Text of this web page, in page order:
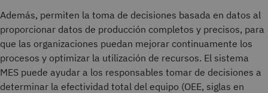
Además, permiten la toma de decisiones basada en datos al
proporcionar datos de producción completos y precisos, para
que las organizaciones puedan mejorar continuamente los
procesos y optimizar la utilización de recursos. El sistema
MES puede ayudar a los responsables tomar de decisiones a
determinar la efectividad total del equipo (OEE, siglas en